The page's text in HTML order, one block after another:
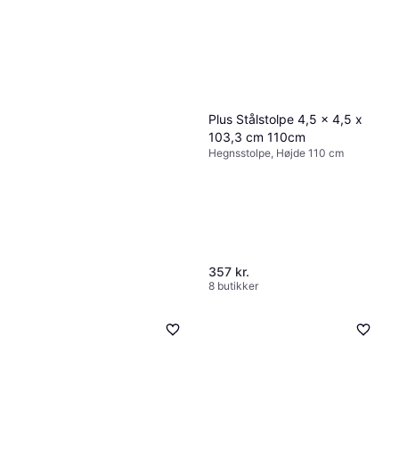
Plus Stålstolpe 4,5 x 4,5 x
103,3 cm 110cm
Hegnsstolpe, Højde 110 cm
357 kr.
8 butikker